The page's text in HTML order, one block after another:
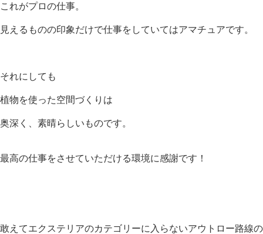
これがプロの仕事。
見えるものの印象だけで仕事をしていてはアマチュアです。
それにしても
植物を使った空間づくりは
奥深く、素晴らしいものです。
最高の仕事をさせていただける環境に感謝です！
敢えてエクステリアのカテゴリーに入らないアウトロー路線の